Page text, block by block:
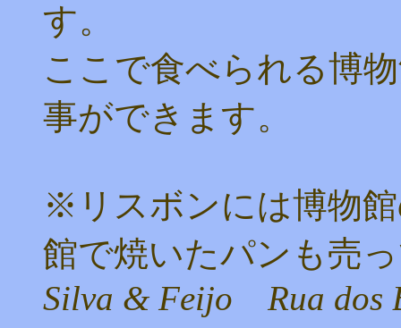
す。
ここで食べられる博
事ができます。
※リスボンには博物
館で焼いたパンも売
Silva & Feijo Rua dos